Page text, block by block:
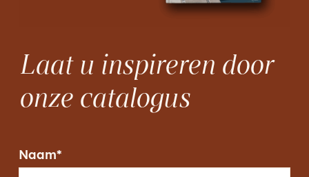
Laat u inspireren door
onze catalogus
Naam*